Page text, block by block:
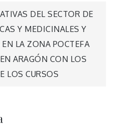
DEL SECTOR DE
Y MEDICINALES Y
LA ZONA POCTEFA
ARAGÓN CON LOS
LOS CURSOS